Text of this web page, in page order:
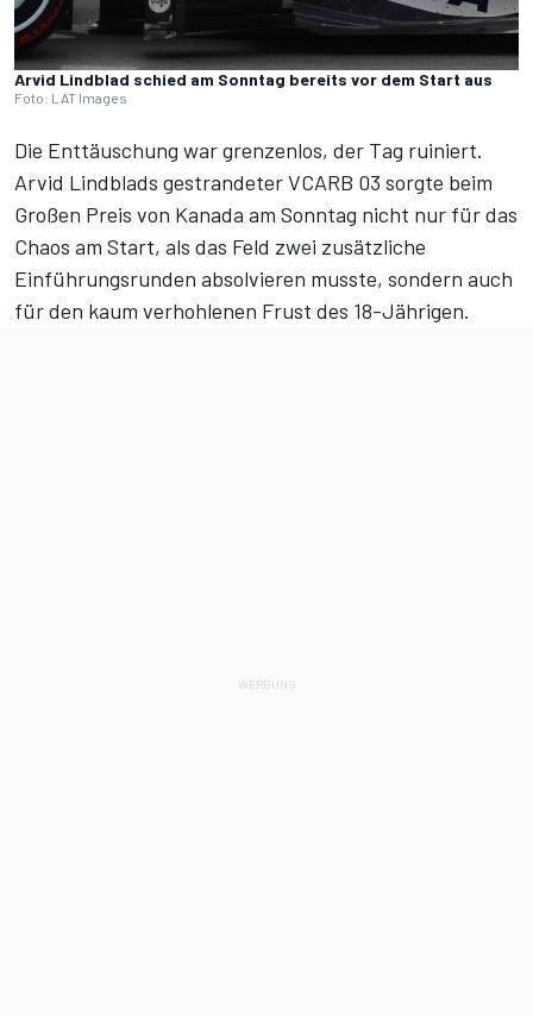
Arvid Lindblad schied am Sonntag bereits vor dem Start aus
Foto: LAT Images
Die Enttäuschung war grenzenlos, der Tag ruiniert.
Arvid Lindblads gestrandeter VCARB 03 sorgte beim
Großen Preis von Kanada am Sonntag nicht nur für das
Chaos am Start, als das Feld zwei zusätzliche
Einführungsrunden absolvieren musste, sondern auch
für den kaum verhohlenen Frust des 18-Jährigen.